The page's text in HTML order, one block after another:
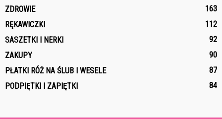
ZDROWIE
163
RĘKAWICZKI
112
SASZETKI I NERKI
92
ZAKUPY
90
PŁATKI RÓŻ NA ŚLUB I WESELE
87
PODPIĘTKI I ZAPIĘTKI
84